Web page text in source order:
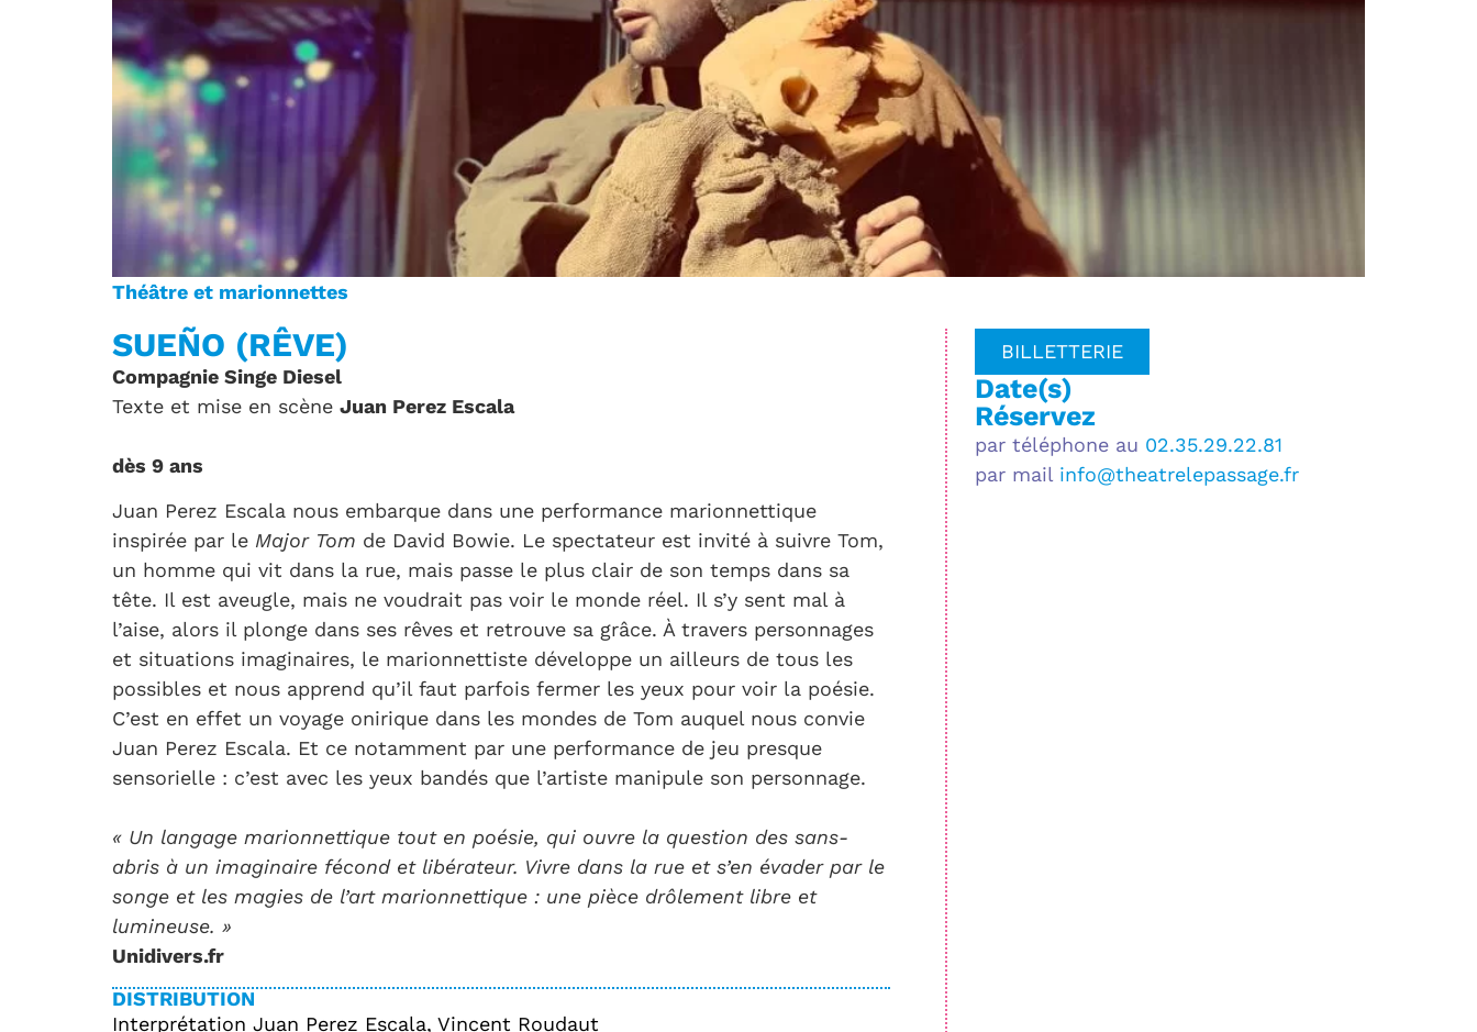
Théâtre et marionnettes
SUEÑO (RÊVE)
Compagnie Singe Diesel
Texte et mise en scène Juan Perez Escala
dès 9 ans
Juan Perez Escala nous embarque dans une performance marionnettique
inspirée par le Major Tom de David Bowie. Le spectateur est invité à suivre Tom,
un homme qui vit dans la rue, mais passe le plus clair de son temps dans sa
tête. Il est aveugle, mais ne voudrait pas voir le monde réel. Il s’y sent mal à
l’aise, alors il plonge dans ses rêves et retrouve sa grâce. À travers personnages
et situations imaginaires, le marionnettiste développe un ailleurs de tous les
possibles et nous apprend qu’il faut parfois fermer les yeux pour voir la poésie.
C’est en effet un voyage onirique dans les mondes de Tom auquel nous convie
Juan Perez Escala. Et ce notamment par une performance de jeu presque
sensorielle : c’est avec les yeux bandés que l’artiste manipule son personnage.
« Un langage marionnettique tout en poésie, qui ouvre la question des sans-
abris à un imaginaire fécond et libérateur. Vivre dans la rue et s’en évader par le
songe et les magies de l’art marionnettique : une pièce drôlement libre et
lumineuse. »
Unidivers.fr
DISTRIBUTION
Interprétation Juan Perez Escala, Vincent Roudaut
BILLETTERIE
Date(s)
Réservez
par téléphone au 02.35.29.22.81
par mail info@theatrelepassage.fr